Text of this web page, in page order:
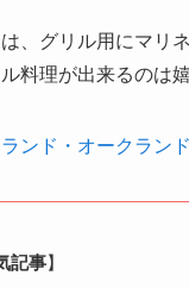
、グリル用にマリ
料理が出来るのは
ンド・オークラン
記事】